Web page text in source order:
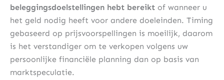
beleggingsdoelstellingen hebt bereikt of wanneer u
het geld nodig heeft voor andere doeleinden. Timing
gebaseerd op prijsvoorspellingen is moeilijk, daarom
is het verstandiger om te verkopen volgens uw
persoonlijke financiële planning dan op basis van
marktspeculatie.